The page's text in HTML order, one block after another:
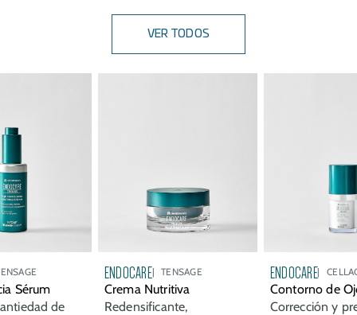
VER TODOS
Sérum
de
ENDOCARE TENSAGE
Crema Nutritiva
Redensificante,
ENDOCARE
Contorno de
Corrección y